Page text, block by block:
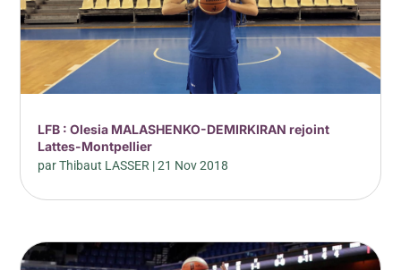
LFB : Olesia MALASHENKO-DEMIRKIRAN rejoint
Lattes-Montpellier
parThibaut LASSER |21 Nov 2018